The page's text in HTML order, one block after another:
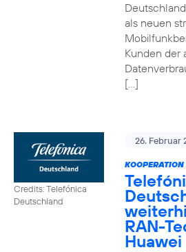
als neuen
Kunden der
[…]
Credits: Telefónica
Deutschland
26. Februar
RAN-
Huawei